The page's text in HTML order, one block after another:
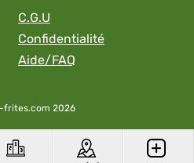
C.G.U
Confidentialité
Aide/FAQ
frites.com 2026